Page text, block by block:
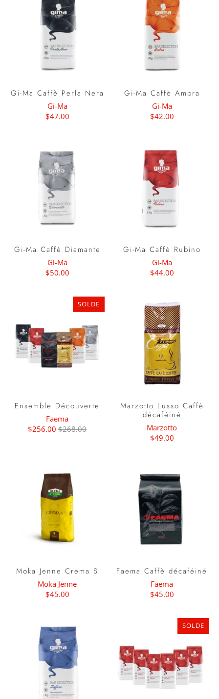
Gi-Ma Caffè Perla Nera
Gi-Ma
$47.00
Gi-Ma Caffè Ambra
Gi-Ma
$42.00
Gi-Ma Caffè Diamante
Gi-Ma
$50.00
Gi-Ma Caffè Rubino
Gi-Ma
$44.00
SOLDE
Ensemble Découverte
Faema
$256.00 $268.00
Marzotto Lusso Caffè
décaféiné
Marzotto
$49.00
Moka Jenne Crema S
Moka Jenne
$45.00
Faema Caffè décaféiné
Faema
$45.00
SOLDE